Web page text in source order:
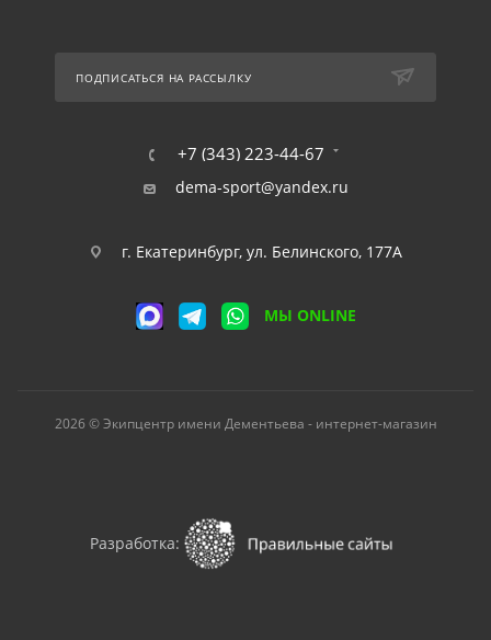
ПОДПИСАТЬСЯ НА РАССЫЛКУ
+7 (343) 223-44-67
dema-sport@yandex.ru
г. Екатеринбург, ул. Белинского, 177А
МЫ ONLINE
2026 © Экипцентр имени Дементьева - интернет-магазин
Разработка: